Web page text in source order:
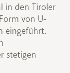
in den Tiroler
von U-
eingeführt.
stetigen